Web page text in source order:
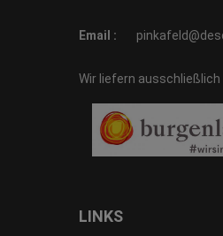
Email :
Wir liefern
LINKS